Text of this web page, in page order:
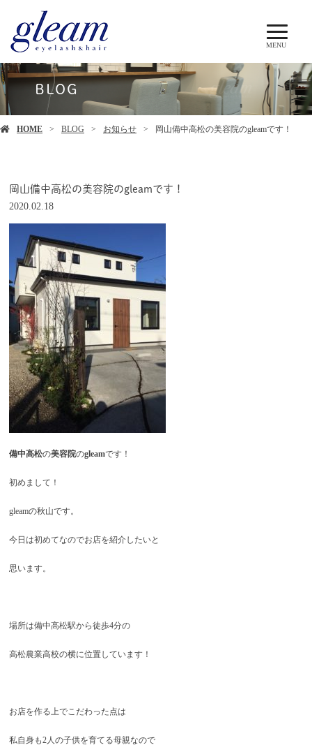
MENU
BLOG
HOME BLOG お知らせ 岡山備中高松の美容院のgleamです！
岡山備中高松の美容院のgleamです！
2020.02.18
備中高松の美容院のgleamです！
初めまして！
gleamの秋山です。
今日は初めてなのでお店を紹介したいと
思います。
場所は備中高松駅から徒歩4分の
高松農業高校の横に位置しています！
お店を作る上でこだわった点は
私自身も2人の子供を育てる母親なので